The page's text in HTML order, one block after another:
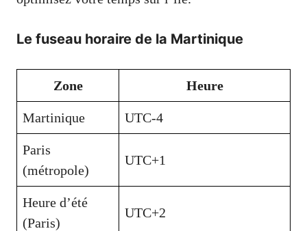
Le fuseau horaire de la Martinique
Zone Heure
Martinique UTC-4
Paris
(métropole)
UTC+1
Heure d’été
(Paris)
UTC+2